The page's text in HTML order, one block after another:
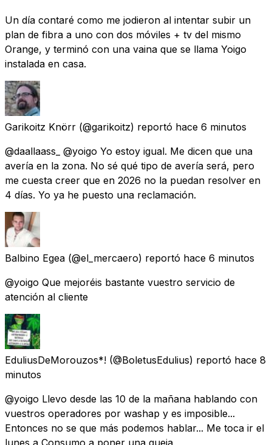
Un día contaré como me jodieron al intentar subir un
plan de fibra a uno con dos móviles + tv del mismo
Orange, y terminó con una vaina que se llama Yoigo
instalada en casa.
Garikoitz Knörr (@garikoitz) reportó hace 6 minutos
@daallaass_ @yoigo Yo estoy igual. Me dicen que una
avería en la zona. No sé qué tipo de avería será, pero
me cuesta creer que en 2026 no la puedan resolver en
4 días. Yo ya he puesto una reclamación.
Balbino Egea (@el_mercaero) reportó hace 6 minutos
@yoigo Que mejoréis bastante vuestro servicio de
atención al cliente
EduliusDeMorouzos*! (@BoletusEdulius) reportó hace 8
minutos
@yoigo Llevo desde las 10 de la mañana hablando con
vuestros operadores por washap y es imposible...
Entonces no se que más podemos hablar... Me toca ir el
lunes a Consumo a poner una queja